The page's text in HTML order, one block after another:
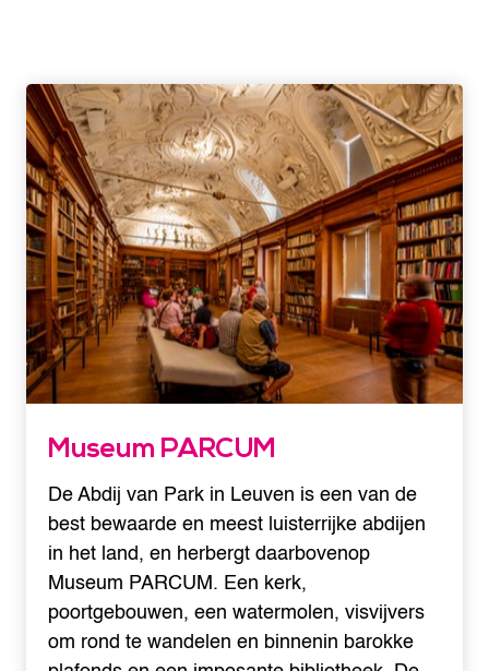
Museum PARCUM
De Abdij van Park in Leuven is een van de
best bewaarde en meest luisterrijke abdijen
in het land, en herbergt daarbovenop
Museum PARCUM. Een kerk,
poortgebouwen, een watermolen, visvijvers
om rond te wandelen en binnenin barokke